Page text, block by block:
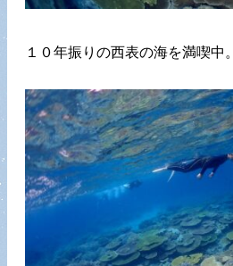
１０年振りの西表の海を満喫中。